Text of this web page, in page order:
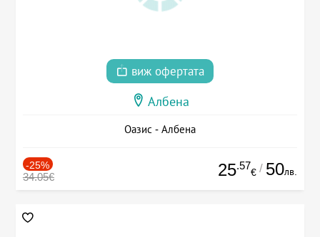
виж офертата
Албена
Оазис - Албена
-25%
34.05€ 25.57
€ / 50лв.